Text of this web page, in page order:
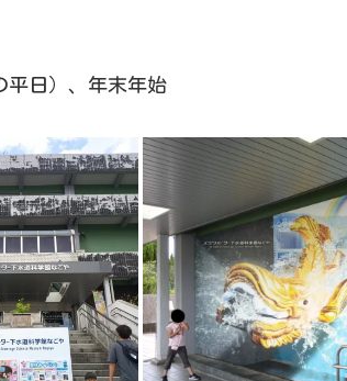
平日）、年末年始